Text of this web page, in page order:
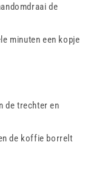
de
minuten een kopje
de trechter en
de koffie borrelt